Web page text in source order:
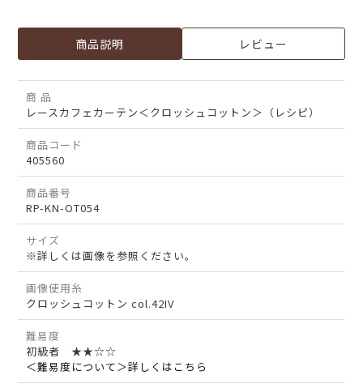
商品説明 レビュー
商 品
レースカフェカーテン＜クロッシュコットン＞（レシピ）
商品コード
405560
商品番号
RP-KN-OT054
サイズ
※詳しくは画像を参照ください。
画像使用糸
クロッシュコットン col.42IV
難易度
初級者 ★★☆☆
＜難易度について＞詳しくはこちら